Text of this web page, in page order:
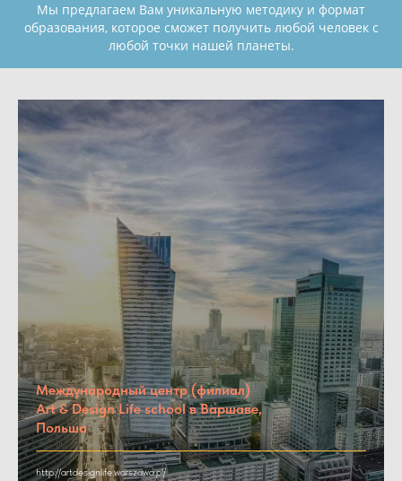
Мы предлагаем Вам уникальную методику и формат
образования, которое сможет получить любой человек с
любой точки нашей планеты.
Международный центр (филиал)
Art & Design Life school в Варшаве,
Польша
http://artdesignlife.warszawa.pl/